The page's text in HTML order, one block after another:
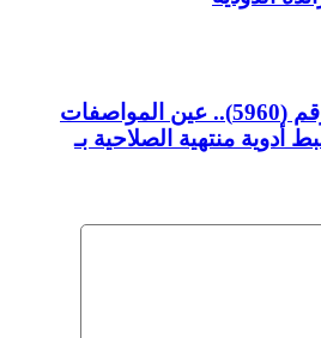
استجابة سريعة عبر الرقم (5960).. عين المواصفات
أدوية منتهية الصلاحية بـ